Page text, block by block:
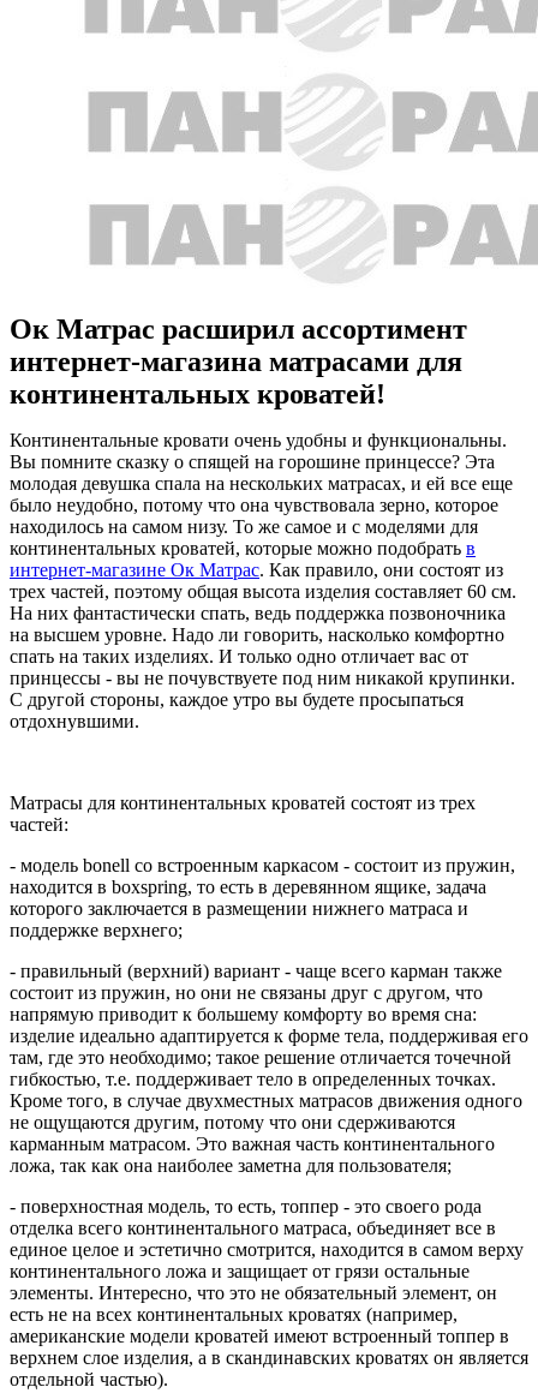
Ок Матрас расширил ассортимент
интернет-магазина матрасами для
континентальных кроватей!
Континентальные кровати очень удобны и функциональны.
Вы помните сказку о спящей на горошине принцессе? Эта
молодая девушка спала на нескольких матрасах, и ей все еще
было неудобно, потому что она чувствовала зерно, которое
находилось на самом низу. То же самое и с моделями для
континентальных кроватей, которые можно подобрать в
интернет-магазине Ок Матрас. Как правило, они состоят из
трех частей, поэтому общая высота изделия составляет 60 см.
На них фантастически спать, ведь поддержка позвоночника
на высшем уровне. Надо ли говорить, насколько комфортно
спать на таких изделиях. И только одно отличает вас от
принцессы - вы не почувствуете под ним никакой крупинки.
С другой стороны, каждое утро вы будете просыпаться
отдохнувшими.
Матрасы для континентальных кроватей состоят из трех
частей:
- модель bonell со встроенным каркасом - состоит из пружин,
находится в boxspring, то есть в деревянном ящике, задача
которого заключается в размещении нижнего матраса и
поддержке верхнего;
- правильный (верхний) вариант - чаще всего карман также
состоит из пружин, но они не связаны друг с другом, что
напрямую приводит к большему комфорту во время сна:
изделие идеально адаптируется к форме тела, поддерживая его
там, где это необходимо; такое решение отличается точечной
гибкостью, т.е. поддерживает тело в определенных точках.
Кроме того, в случае двухместных матрасов движения одного
не ощущаются другим, потому что они сдерживаются
карманным матрасом. Это важная часть континентального
ложа, так как она наиболее заметна для пользователя;
- поверхностная модель, то есть, топпер - это своего рода
отделка всего континентального матраса, объединяет все в
единое целое и эстетично смотрится, находится в самом верху
континентального ложа и защищает от грязи остальные
элементы. Интересно, что это не обязательный элемент, он
есть не на всех континентальных кроватях (например,
американские модели кроватей имеют встроенный топпер в
верхнем слое изделия, а в скандинавских кроватях он является
отдельной частью).